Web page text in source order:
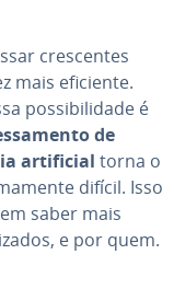
cres­cen­tes
mais eficiente.
pos­si­bi­li­dade é
de
ar­ti­fi­cial torna o
difícil. Isso
saber mais
e por quem.